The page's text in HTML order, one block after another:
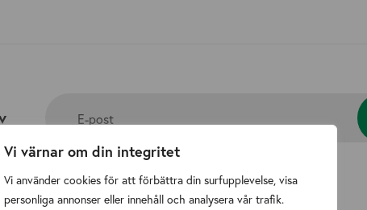
Vi värnar om din integritet
Vi använder cookies för att förbättra din surfupplevelse, visa
personliga annonser eller innehåll och analysera vår trafik.
E-post
Jag accepterar Svenska Järns